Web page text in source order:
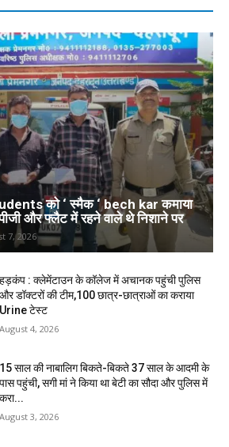
को ‘ स्मैक ‘ bech kar कमाया
और फ्लैट में रहने वाले थे निशाने पर
7, 2026
हड़कंप : क्लेमेंटाउन के कॉलेज में अचानक पहुंची पुलिस
और डॉक्टरों की टीम,100 छात्र-छात्राओं का कराया
Urine टेस्ट
August 4, 2026
15 साल की नाबालिग बिकते-बिकते 37 साल के आदमी के
पास पहुंची, सगी मां ने किया था बेटी का सौदा और पुलिस में
करा...
August 3, 2026